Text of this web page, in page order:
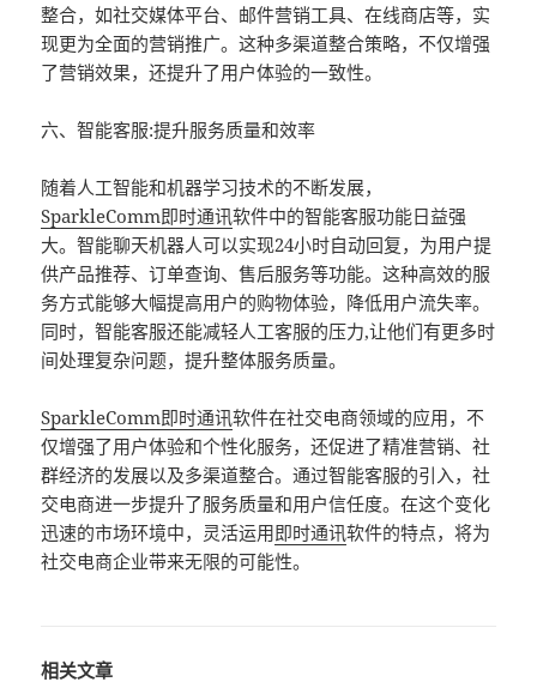
整合，如社交媒体平台、邮件营销工具、在线商店等，实
现更为全面的营销推广。这种多渠道整合策略，不仅增强
了营销效果，还提升了用户体验的一致性。
六、智能客服:提升服务质量和效率
随着人工智能和机器学习技术的不断发展，
SparkleComm即时通讯软件中的智能客服功能日益强
大。智能聊天机器人可以实现24小时自动回复，为用户提
供产品推荐、订单查询、售后服务等功能。这种高效的服
务方式能够大幅提高用户的购物体验，降低用户流失率。
同时，智能客服还能减轻人工客服的压力,让他们有更多时
间处理复杂问题，提升整体服务质量。
SparkleComm即时通讯软件在社交电商领域的应用，不
仅增强了用户体验和个性化服务，还促进了精准营销、社
群经济的发展以及多渠道整合。通过智能客服的引入，社
交电商进一步提升了服务质量和用户信任度。在这个变化
迅速的市场环境中，灵活运用即时通讯软件的特点，将为
社交电商企业带来无限的可能性。
相关文章